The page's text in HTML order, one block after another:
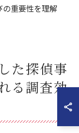
重要性を理解
た探偵事
る調査効